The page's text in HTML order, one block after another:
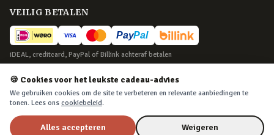
VEILIG BETALEN
iDEAL, creditcard, PayPal of Billink achteraf betalen
BEZORGING
Voor 22:45 besteld, morgen in huis. Tot 365 dagen retourneren.
🍪 Cookies voor het leukste cadeau-advies
We gebruiken cookies om de site te verbeteren en relevante aanbiedingen te
tonen. Lees ons cookiebeleid.
Alles accepteren Weigeren